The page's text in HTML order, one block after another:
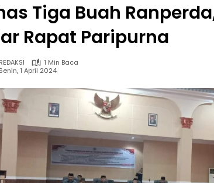
Tiga Buah
Rapat Paripurna
REDAKSI
1 Min Baca
Senin, 1 April 2024